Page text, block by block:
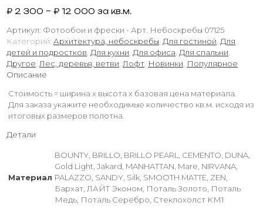
₽ 2 300 – ₽ 12 000 за кв.м.
Артикул: Фотообои и фрески - Арт. Небоскребы 07125
Категорий: Архитектура, небоскребы, Для гостиной, Для
детей и подростков, Для кухни, Для офиса, Для спальни,
Другое, Лес, деревья, ветви, Лофт, Новинки, Популярное
Описание
Стоимость = ширина х высота х базовая цена материала.
Для заказа укажите необходимые количество кв.м. исходя из
итоговых размеров полотна.
Детали
Материал
BOUNTY, BRILLO, BRILLO PEARL, CEMENTO, DUNA,
Gold Light, Jakard, MANHATTAN, Mare, NIRVANA,
PALAZZO, SANDY, Silk, SMOOTH MATTE, ZEN,
Бархат, ЛАЙТ Эконом, Поталь Золото, Поталь
Медь, Поталь Серебро, Стеклохолст КМ1